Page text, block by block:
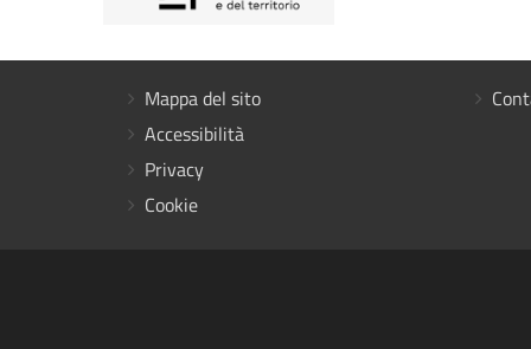
Mappa del sito
Accessibilità
Privacy
Cookie